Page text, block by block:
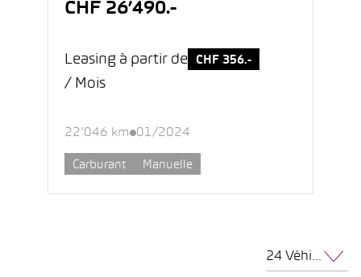
CHF 26’490.-
Leasing à partir de CHF 356.-
/ Mois
22’046 km 01/2024
Carburant Manuelle
24 Véhicules par page